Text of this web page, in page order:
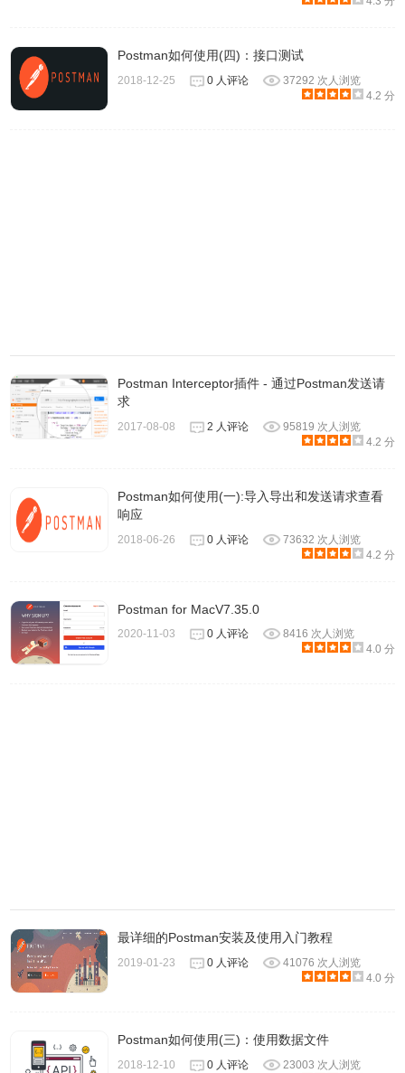
Postman如何使用(四)：接口测试
2018-12-25 0 人评论
37292 次人浏览
4.2 分
Postman Interceptor插件 - 通过Postman发送请
求
2017-08-08 2 人评论
95819 次人浏览
4.2 分
Postman如何使用(一):导入导出和发送请求查看
响应
2018-06-26 0 人评论
73632 次人浏览
4.2 分
Postman for MacV7.35.0
2020-11-03 0 人评论
8416 次人浏览
4.0 分
最详细的Postman安装及使用入门教程
2019-01-23 0 人评论
41076 次人浏览
4.0 分
Postman如何使用(三)：使用数据文件
2018-12-10 0 人评论
23003 次人浏览